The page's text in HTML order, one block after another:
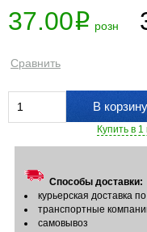
37.00i розн
Сравнить
В корзину
Купить в 1
Способы доставки:
курьерская доставка
транспортные
самовывоз